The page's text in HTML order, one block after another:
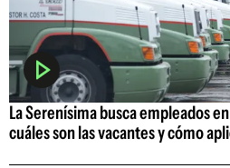
La Serenísima busca empleados
cuáles son las vacantes y cómo